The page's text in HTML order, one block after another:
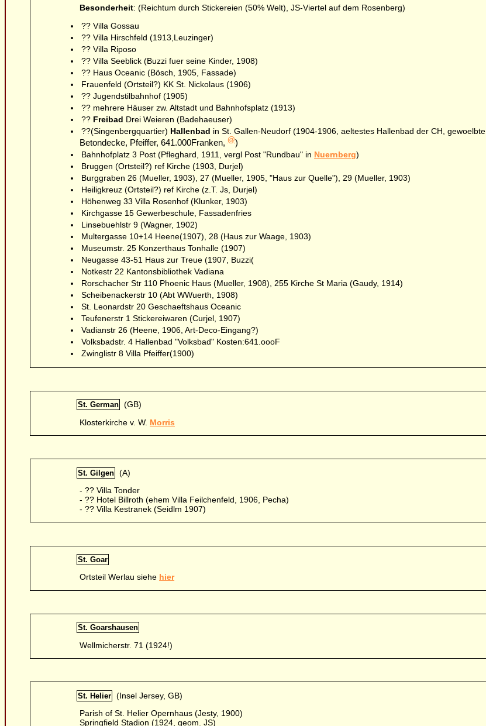
Besonderheit: (Reichtum durch Stickereien (50% Welt), JS-Viertel auf dem Rosenberg)
?? Villa Gossau
?? Villa Hirschfeld (1913,Leuzinger)
?? Villa Riposo
?? Villa Seeblick (Buzzi fuer seine Kinder, 1908)
?? Haus Oceanic (Bösch, 1905, Fassade)
Frauenfeld (Ortsteil?) KK St. Nickolaus (1906)
?? Jugendstilbahnhof (1905)
?? mehrere Häuser zw. Altstadt und Bahnhofsplatz (1913)
?? Freibad Drei Weieren (Badehaeuser)
??(Singenbergquartier) Hallenbad in St. Gallen-Neudorf (1904-1906, aeltestes Hallenbad der CH, gewoelbte
Betondecke, Pfeiffer, 641.000Franken, @)
Bahnhofplatz 3 Post (Pfleghard, 1911, vergl Post "Rundbau" in Nuernberg)
Bruggen (Ortsteil?) ref Kirche (1903, Durjel)
Burggraben 26 (Mueller, 1903), 27 (Mueller, 1905, "Haus zur Quelle"), 29 (Mueller, 1903)
Heiligkreuz (Ortsteil?) ref Kirche (z.T. Js, Durjel)
Höhenweg 33 Villa Rosenhof (Klunker, 1903)
Kirchgasse 15 Gewerbeschule, Fassadenfries
Linsebuehlstr 9 (Wagner, 1902)
Multergasse 10+14 Heene(1907), 28 (Haus zur Waage, 1903)
Museumstr. 25 Konzerthaus Tonhalle (1907)
Neugasse 43-51 Haus zur Treue (1907, Buzzi(
Notkestr 22 Kantonsbibliothek Vadiana
Rorschacher Str 110 Phoenic Haus (Mueller, 1908), 255 Kirche St Maria (Gaudy, 1914)
Scheibenackerstr 10 (Abt WWuerth, 1908)
St. Leonardstr 20 Geschaeftshaus Oceanic
Teufenerstr 1 Stickereiwaren (Curjel, 1907)
Vadianstr 26 (Heene, 1906, Art-Deco-Eingang?)
Volksbadstr. 4 Hallenbad "Volksbad" Kosten:641.oooF
Zwinglistr 8 Villa Pfeiffer(1900)
St. German(GB)
Klosterkirche v. W. Morris
St. Gilgen(A)
- ?? Villa Tonder
- ?? Hotel Billroth (ehem Villa Feilchenfeld, 1906, Pecha)
- ?? Villa Kestranek (Seidlm 1907)
St. Goar
Ortsteil Werlau siehe hier
St. Goarshausen
Wellmicherstr. 71 (1924!)
St. Helier(Insel Jersey, GB)
Parish of St. Helier Opernhaus (Jesty, 1900)
Springfield Stadion (1924, geom. JS)